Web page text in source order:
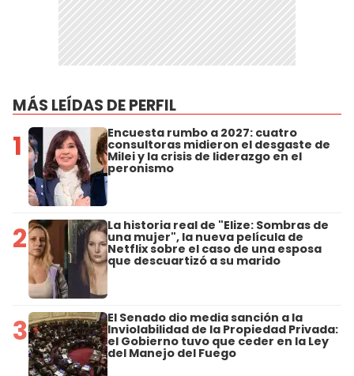
MÁS LEÍDAS DE PERFIL
1 Encuesta rumbo a 2027: cuatro
consultoras midieron el desgaste de
Milei y la crisis de liderazgo en el
peronismo
2 La historia real de "Elize: Sombras de
una mujer", la nueva película de
Netflix sobre el caso de una esposa
que descuartizó a su marido
3 El Senado dio media sanción a la
Inviolabilidad de la Propiedad Privada:
el Gobierno tuvo que ceder en la Ley
del Manejo del Fuego